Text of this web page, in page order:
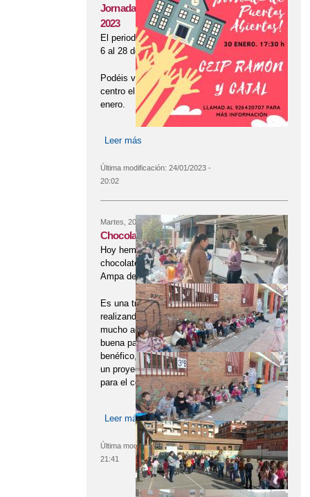
Jornada de Puertas Abiertas
2023
El periodo de Admisión es del día
6 al 28 de febrero.
Podéis venir a conocer nuestro
centro el próximo lunes día 30 de
enero.
Leer más
Última modificación: 24/01/2023 -
20:02
Martes, 20 Diciembre, 2022
Chocolatada navideña
Hoy hemos disfrutado un rico
chocolate con churros gracias al
Ampa del colegio.
Es una tradición que se viene
realizando ya varios años con
mucho agrado para todos, y con
buena participación en el donativo
benéfico, cuyo destino este año es
un proyecto de recreos dinámicos
para el centro.
Leer mássobre Chocolatada navideña
Última modificación:20/12/2022 -
21:41